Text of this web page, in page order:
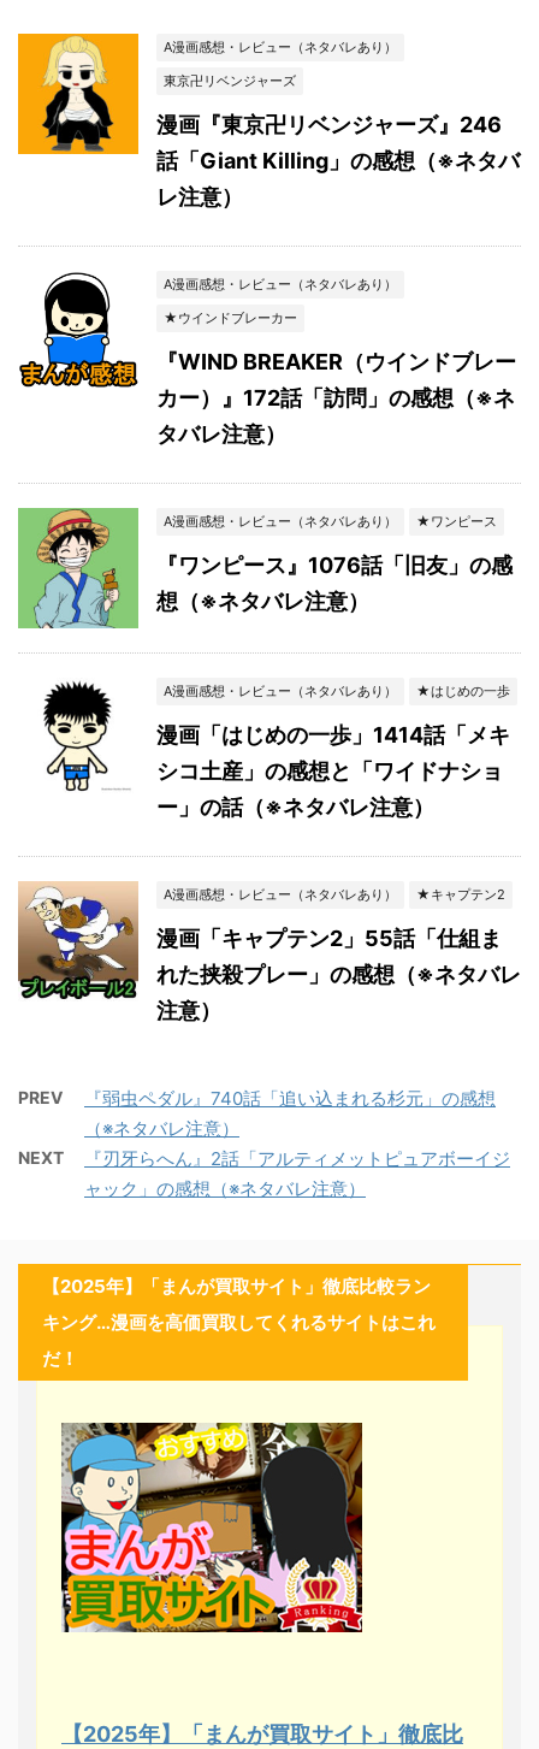
A漫画感想・レビュー（ネタバレあり）
東京卍リベンジャーズ
漫画『東京卍リベンジャーズ』246
話「Giant Killing」の感想（※ネタバ
レ注意）
A漫画感想・レビュー（ネタバレあり）
★ウインドブレーカー
『WIND BREAKER（ウインドブレー
カー）』172話「訪問」の感想（※ネ
タバレ注意）
A漫画感想・レビュー（ネタバレあり） ★ワンピース
『ワンピース』1076話「旧友」の感
想（※ネタバレ注意）
A漫画感想・レビュー（ネタバレあり） ★はじめの一歩
漫画「はじめの一歩」1414話「メキ
シコ土産」の感想と「ワイドナショ
ー」の話（※ネタバレ注意）
A漫画感想・レビュー（ネタバレあり） ★キャプテン2
漫画「キャプテン2」55話「仕組ま
れた挟殺プレー」の感想（※ネタバレ
注意）
PREV
『弱虫ペダル』740話「追い込まれる杉元」の感想
（※ネタバレ注意）
NEXT
『刃牙らへん』2話「アルティメットピュアボーイジ
ャック」の感想（※ネタバレ注意）
【2025年】「まんが買取サイト」徹底比較ラン
キング…漫画を高価買取してくれるサイトはこれ
だ！
【2025年】「まんが買取サイト」徹底比